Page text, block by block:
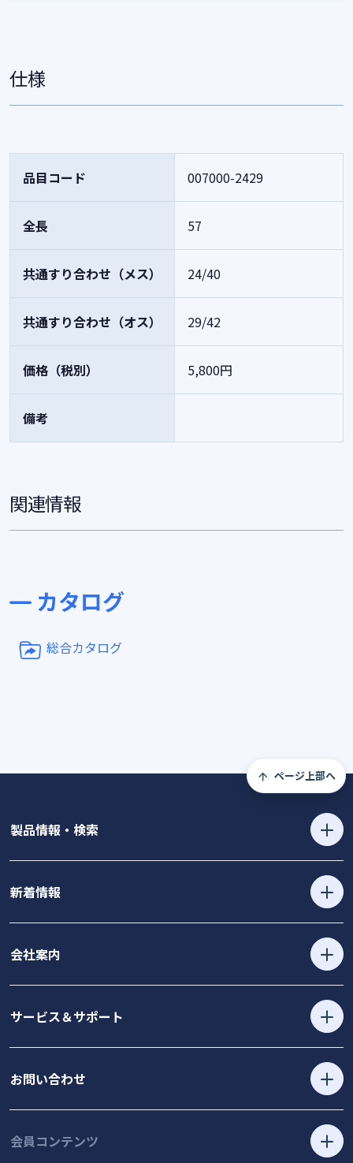
仕様
品目コード 007000-2429
全長 57
共通すり合わせ（メス） 24/40
共通すり合わせ（オス） 29/42
価格（税別） 5,800円
備考
関連情報
カタログ
総合カタログ
ページ上部へ
製品情報・検索
新着情報
会社案内
サービス＆サポート
お問い合わせ
会員コンテンツ